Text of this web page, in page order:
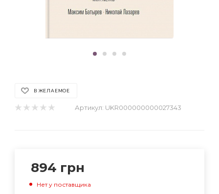
В ЖЕЛАЕМОЕ
Артикул: UKR000000000027343
894 грн
Нет у поставщика